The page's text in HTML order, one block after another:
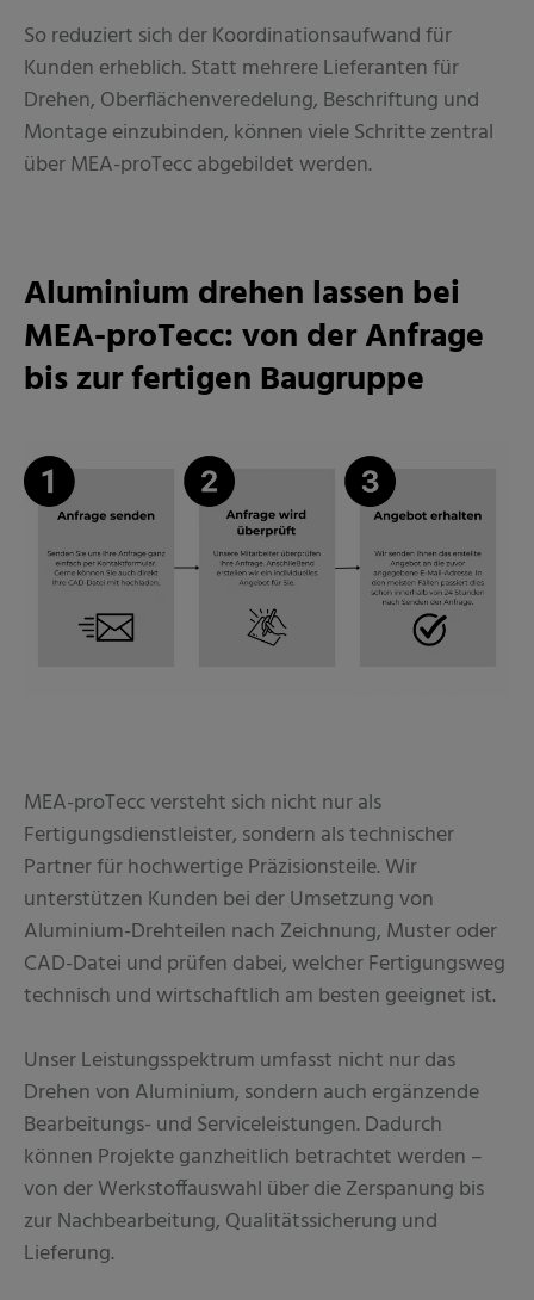
So reduziert sich der Koordinationsaufwand für
Kunden erheblich. Statt mehrere Lieferanten für
Drehen, Oberflächenveredelung, Beschriftung und
Montage einzubinden, können viele Schritte zentral
über MEA-proTecc abgebildet werden.
Aluminium drehen lassen bei
MEA-proTecc: von der Anfrage
bis zur fertigen Baugruppe
MEA-proTecc versteht sich nicht nur als
Fertigungsdienstleister, sondern als technischer
Partner für hochwertige Präzisionsteile. Wir
unterstützen Kunden bei der Umsetzung von
Aluminium-Drehteilen nach Zeichnung, Muster oder
CAD-Datei und prüfen dabei, welcher Fertigungsweg
technisch und wirtschaftlich am besten geeignet ist.
Unser Leistungsspektrum umfasst nicht nur das
Drehen von Aluminium, sondern auch ergänzende
Bearbeitungs- und Serviceleistungen. Dadurch
können Projekte ganzheitlich betrachtet werden –
von der Werkstoffauswahl über die Zerspanung bis
zur Nachbearbeitung, Qualitätssicherung und
Lieferung.